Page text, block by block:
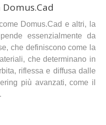
Domus.Cad e altri, la
essenzialmente da
che definiscono come la
che determinano in
riflessa e diffusa dalle
più avanzati, come il